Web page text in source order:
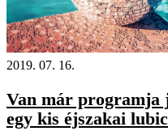
2019. 07. 16.
Van már programja
egy kis éjszakai